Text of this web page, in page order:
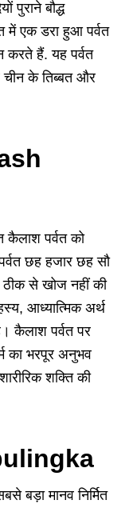
पुराने बौद्ध
में एक डरा हुआ पर्वत
करते हैं. यह पर्वत
चीन के तिब्बत और
कैलाश पर्वत को
छह हजार छह सौ
से खोज नहीं की
आध्यात्मिक अर्थ
कैलाश पर्वत पर
का भरपूर अनुभव
शक्ति की
बड़ा मानव निर्मित